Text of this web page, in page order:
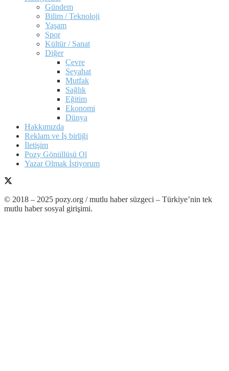
Gündem
Bilim / Teknoloji
Yaşam
Spor
Kültür / Sanat
Diğer
Çevre
Seyahat
Mutfak
Sağlık
Eğitim
Ekonomi
Dünya
Hakkımızda
Reklam ve İş birliği
İletişim
Pozy Gönüllüsü Ol
Yazar Olmak İstiyorum
© 2018 – 2025 pozy.org / mutlu haber süzgeci – Türkiye’nin tek
mutlu haber sosyal girişimi.